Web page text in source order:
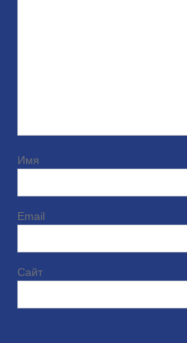
Сайт